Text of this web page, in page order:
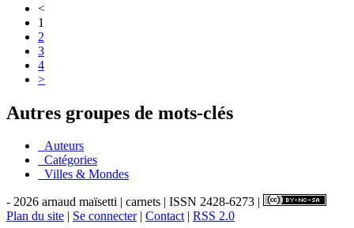
<
1
2
3
4
>
Autres groupes de mots-clés
_Auteurs
_Catégories
_Villes & Mondes
- 2026 arnaud maïsetti | carnets | ISSN 2428-6273 |
Plan du site | Se connecter| Contact| RSS 2.0